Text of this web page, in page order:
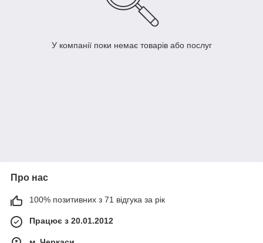
У компанії поки немає товарів або послуг
Про нас
100% позитивних з 71 відгука за рік
Працює з 20.01.2012